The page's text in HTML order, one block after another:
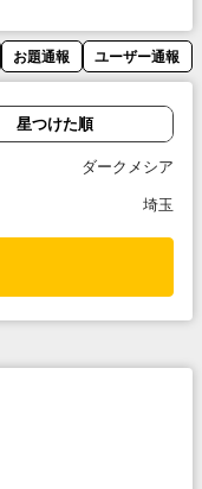
お題通報 ユーザー通報
星つけた順
ダークメシア
埼玉